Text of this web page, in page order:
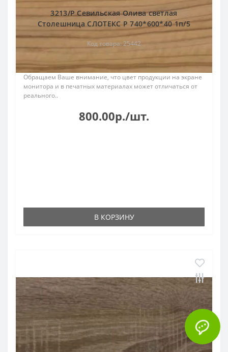
3213/Р Севильская Олива светлая
Столешница СЛОТЕКС Р 740*600*40 1п/5
Код товара: 25442
Обращаем Ваше внимание, что цвет продукции на экране
монитора и в печатных материалах может отличаться от
реального..
800.00р./шт.
В КОРЗИНУ